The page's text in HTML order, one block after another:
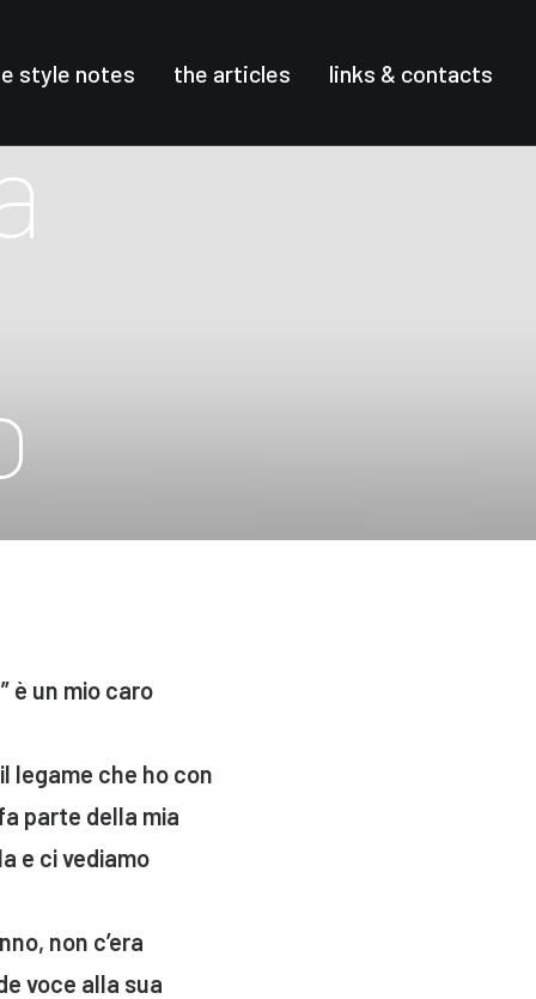
style notes the articles links & contacts
è un mio caro
legame che ho con
parte della mia
e ci vediamo
non c’era
voce alla sua